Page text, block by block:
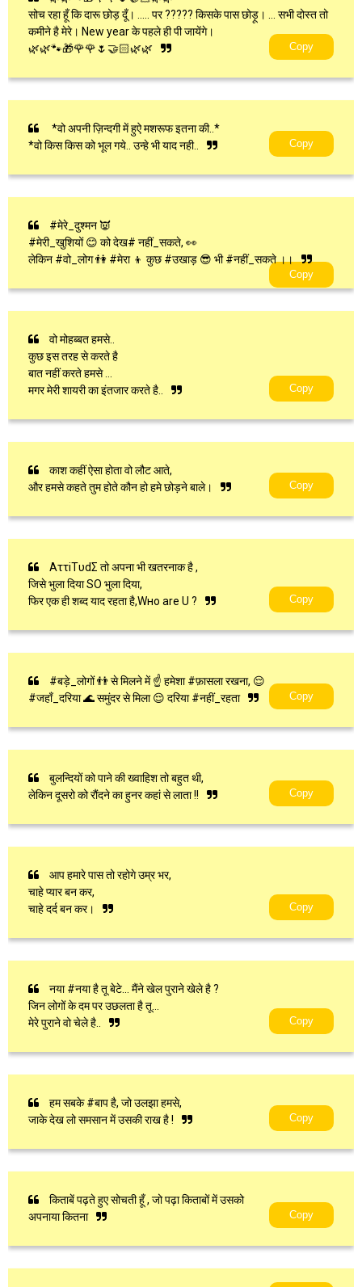
सोच रहा हूँ कि दारू छोड़ दूँ। ..... पर ????? किसके पास छोड़ू। ... सभी दोस्त तो
कमीने है मेरे। New year के पहले ही पी जायेंगे।
🌿🌿🐾🎁🌹🌹🌷🤝🏻🌿🌿
Copy
*वो अपनी ज़िन्दगी में हुऐ मशरूफ इतना की..*
*वो किस किस को भूल गये.. उन्हे भी याद नही..
Copy
#मेरे_दुश्मन 👿
#मेरी_खुशियों 😊 को देख# नहीं_सकते, 👀
लेकिन #वो_लोग 👫 #मेरा 👦 कुछ #उखाड़ 😎 भी #नहीं_सकते ।।
Copy
वो मोहब्बत हमसे..
कुछ इस तरह से करते है
बात नहीं करते हमसे ...
मगर मेरी शायरी का इंतजार करते है..
Copy
काश कहीं ऐसा होता वो लौट आते,
और हमसे कहते तुम होते कौन हो हमे छोड़ने बाले।
Copy
AττiTυdΣ तो ‪अपना भी ‪‎खतरनाक है ,
जिसे भुला ‪दिया SO ‪‎भुला दिया,
फिर एक ‪ही शब्द ‪याद रहता है,Wнo are U ?
Copy
#बड़े_लोगों 👬 से मिलने में ☝ हमेशा #फ़ासला रखना, 😌
#जहाँ_दरिया 🌊 समुंदर से मिला 😌 दरिया #नहीं_रहता
Copy
बुलन्दियों को पाने की ख्वाहिश तो बहुत थी,
लेकिन दूसरो को रौंदने का हुनर कहां से लाता !!
Copy
आप हमारे पास तो रहोगे उम्र भर,
चाहे प्यार बन कर,
चाहे दर्द बन कर।
Copy
नया #नया है ‪तू बेटे… मैंने ‪खेल पुराने ‪खेले है ?
जिन लोगों के दम पर ‪‎उछलता है तू… ‪
मेरे पुराने वो चेले है..
Copy
हम सबके #बाप है, जो उलझा हमसे,
जाके देख लो समसान में उसकी राख है !
Copy
किताबें पढ़ते हुए सोचती हूँ , जो पढ़ा किताबों में उसको
अपनाया कितना
Copy